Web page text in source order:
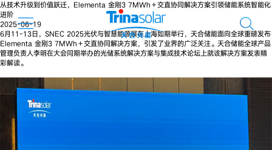
从技术升级到价值跃迁，Elementa 金刚3 7MWh＋交直协同解决方案引领储能系统智能化
进阶
2025-06-19
6月11-13日，SNEC 2025光伏与智慧能源展在上海如期举行，天合储能面向全球重磅发布
Elementa 金刚3 7MWh＋交直协同解决方案，引发了业界的广泛关注。天合储能全球产品
管理负责人李明在大会同期举办的光储系统解决方案与集成技术论坛上就该解决方案发表精
彩解读。